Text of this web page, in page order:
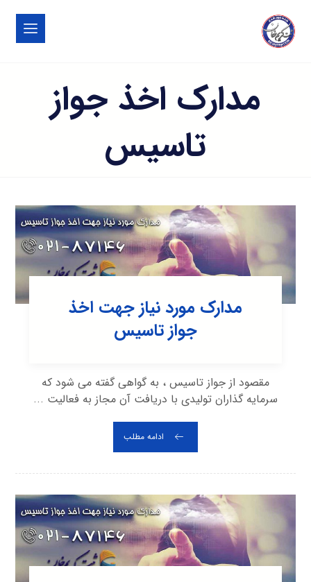
مدارک اخذ جواز
تاسیس
مدارک مورد نیاز جهت اخذ
جواز تاسیس
مقصود از جواز تاسیس ، به گواهی گفته می شود که
سرمایه گذاران تولیدی با دریافت آن مجاز به فعالیت ...
ادامه مطلب